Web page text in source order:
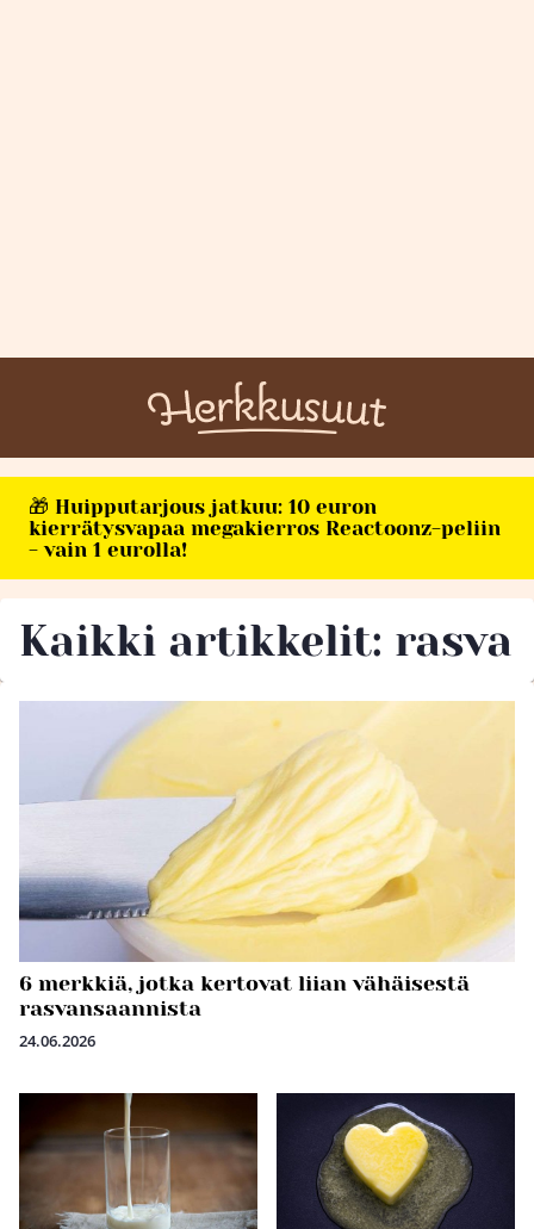
🎁 Huipputarjous jatkuu: 10 euron
kierrätysvapaa megakierros Reactoonz-peliin
- vain 1 eurolla!
Kaikki artikkelit: rasva
6 merkkiä, jotka kertovat liian vähäisestä
rasvansaannista
24.06.2026